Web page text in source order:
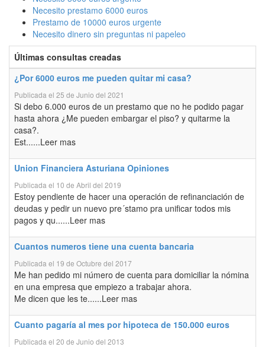
Necesito prestamo 6000 euros
Prestamo de 10000 euros urgente
Necesito dinero sin preguntas ni papeleo
Últimas consultas creadas
¿Por 6000 euros me pueden quitar mi casa?
Publicada el 25 de Junio del 2021
Si debo 6.000 euros de un prestamo que no he podido pagar
hasta ahora ¿Me pueden embargar el piso? y quitarme la
casa?.
Est......Leer mas
Union Financiera Asturiana Opiniones
Publicada el 10 de Abril del 2019
Estoy pendiente de hacer una operación de refinanciación de
deudas y pedir un nuevo pre´stamo pra unificar todos mis
pagos y qu......Leer mas
Cuantos numeros tiene una cuenta bancaria
Publicada el 19 de Octubre del 2017
Me han pedido mi número de cuenta para domiciliar la nómina
en una empresa que empiezo a trabajar ahora.
Me dicen que les te......Leer mas
Cuanto pagaría al mes por hipoteca de 150.000 euros
Publicada el 20 de Junio del 2013